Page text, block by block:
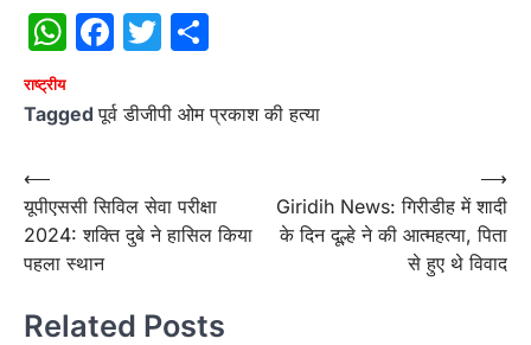
WhatsApp
Facebook
Twitter
राष्‍ट्रीय
Taggedपूर्व डीजीपी ओम प्रकाश की हत्या
Post
navigation
⟵
यूपीएससी सिविल सेवा परीक्षा
2024: शक्ति दुबे ने हासिल किया
पहला स्थान
Giridih News: गिरीडीह में शादी
के दिन दूल्हे ने की आत्महत्या, पिता
से हुए थे विवाद
⟶
Related Posts